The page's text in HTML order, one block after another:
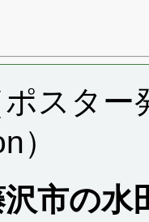
スタ
）
市の水